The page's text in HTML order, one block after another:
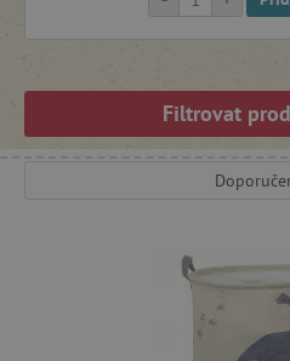
Filtrovat